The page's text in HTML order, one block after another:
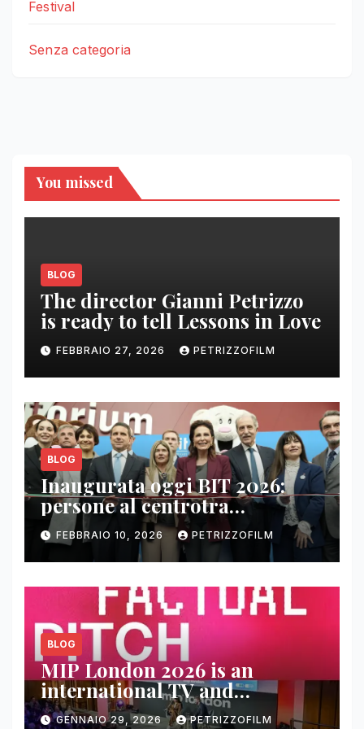
Festival
Senza categoria
You missed
BLOG
The director Gianni Petrizzo
is ready to tell Lessons in Love
FEBBRAIO 27, 2026 PETRIZZOFILM
BLOG
Inaugurata oggi BIT 2026:
persone al centrotra
contenuti, relazioni e business
FEBBRAIO 10, 2026 PETRIZZOFILM
BLOG
MIP London 2026 is an
international TV and
streaming content market
GENNAIO 29, 2026 PETRIZZOFILM